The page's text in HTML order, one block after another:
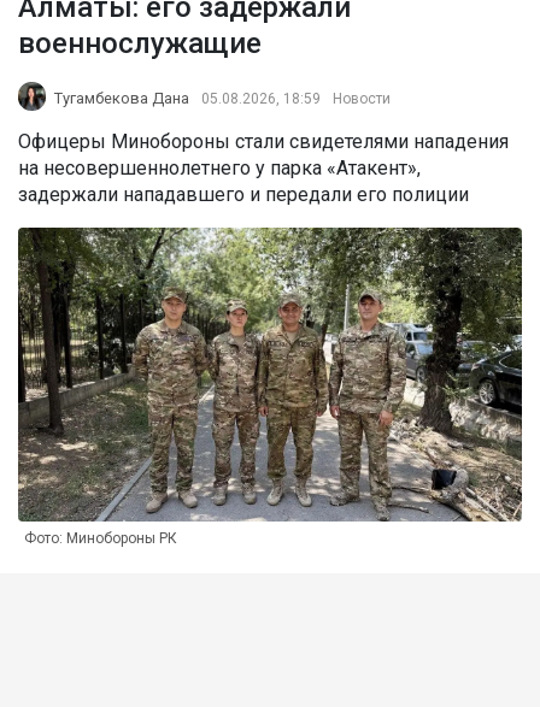
Алматы: его задержали
военнослужащие
Тугамбекова Дана 05.08.2026, 18:59 Новости
Офицеры Минобороны стали свидетелями нападения
на несовершеннолетнего у парка «Атакент»,
задержали нападавшего и передали его полиции
Фото: Минобороны РК